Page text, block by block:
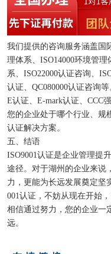
我们提供的咨询服务涵盖国
理体系、ISO14000环境管
系、ISO22000认证咨询、
认证、QC080000认证咨询
E认证、E-mark认证、CCC
您的企业处于哪个行业、规
认证解决方案。
五、结语
ISO9001认证是企业管理提
途径。对于湖州的企业来说
力，更能为长远发展奠定坚
001认证，不妨从现在开始
相信通过努力，您的企业一
远。